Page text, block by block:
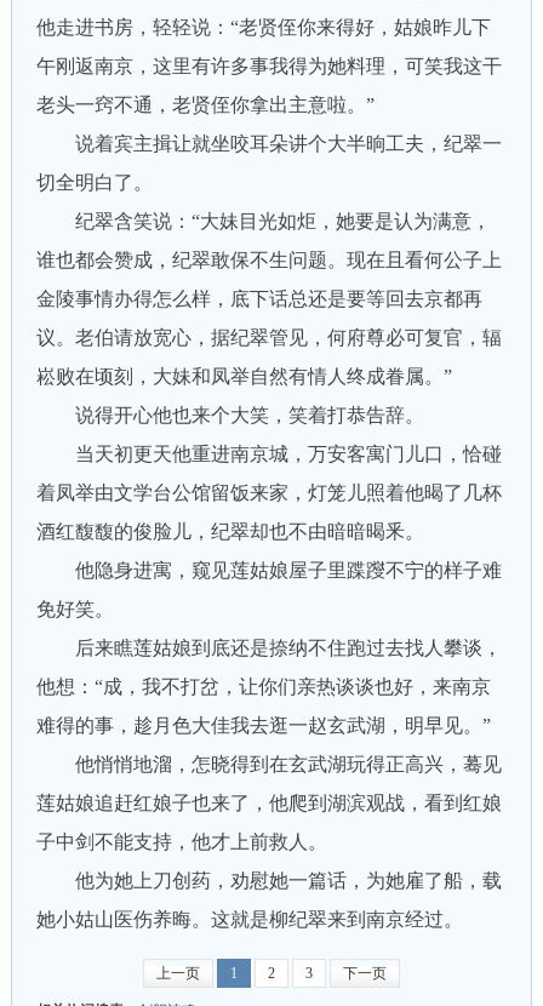
他走进书房，轻轻说：“老贤侄你来得好，姑娘昨儿下
午刚返南京，这里有许多事我得为她料理，可笑我这干
老头一窍不通，老贤侄你拿出主意啦。”
说着宾主揖让就坐咬耳朵讲个大半晌工夫，纪翠一
切全明白了。
纪翠含笑说：“大妹目光如炬，她要是认为满意，
谁也都会赞成，纪翠敢保不生问题。现在且看何公子上
金陵事情办得怎么样，底下话总还是要等回去京都再
议。老伯请放宽心，据纪翠管见，何府尊必可复官，辐
崧败在顷刻，大妹和凤举自然有情人终成眷属。”
说得开心他也来个大笑，笑着打恭告辞。
当天初更天他重进南京城，万安客寓门儿口，恰碰
着凤举由文学台公馆留饭来家，灯笼儿照着他暍了几杯
酒红馥馥的俊脸儿，纪翠却也不由暗暗暍釆。
他隐身进寓，窥见莲姑娘屋子里蹀躞不宁的样子难
免好笑。
后来瞧莲姑娘到底还是捺纳不住跑过去找人攀谈，
他想：“成，我不打岔，让你们亲热谈谈也好，来南京
难得的事，趁月色大佳我去逛一赵玄武湖，明早见。”
他悄悄地溜，怎晓得到在玄武湖玩得正高兴，蓦见
莲姑娘追赶红娘子也来了，他爬到湖滨观战，看到红娘
子中剑不能支持，他才上前救人。
他为她上刀创药，劝慰她一篇话，为她雇了船，载
她小姑山医伤养晦。这就是柳纪翠来到南京经过。
上一页 1 2 3 下一页